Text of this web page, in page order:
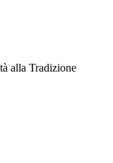
alla Tradizione